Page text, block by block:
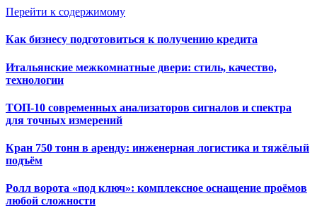
Перейти к содержимому
Как бизнесу подготовиться к получению кредита
Итальянские межкомнатные двери: стиль, качество,
технологии
ТОП-10 современных анализаторов сигналов и спектра
для точных измерений
Кран 750 тонн в аренду: инженерная логистика и тяжёлый
подъём
Ролл ворота «под ключ»: комплексное оснащение проёмов
любой сложности